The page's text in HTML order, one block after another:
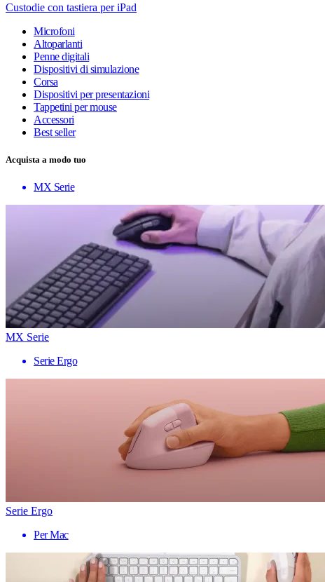
Custodie con tastiera per iPad
Microfoni
Altoparlanti
Penne digitali
Dispositivi di simulazione
Corsa
Dispositivi per presentazioni
Tappetini per mouse
Accessori
Best seller
Acquista a modo tuo
MX Serie
MX Serie
Serie Ergo
Serie Ergo
Per Mac